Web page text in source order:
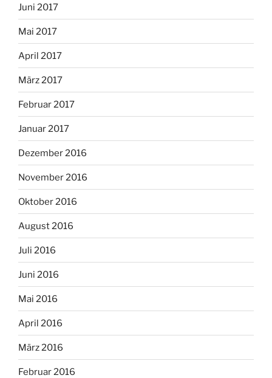
Juni 2017
Mai 2017
April 2017
März 2017
Februar 2017
Januar 2017
Dezember 2016
November 2016
Oktober 2016
August 2016
Juli 2016
Juni 2016
Mai 2016
April 2016
März 2016
Februar 2016